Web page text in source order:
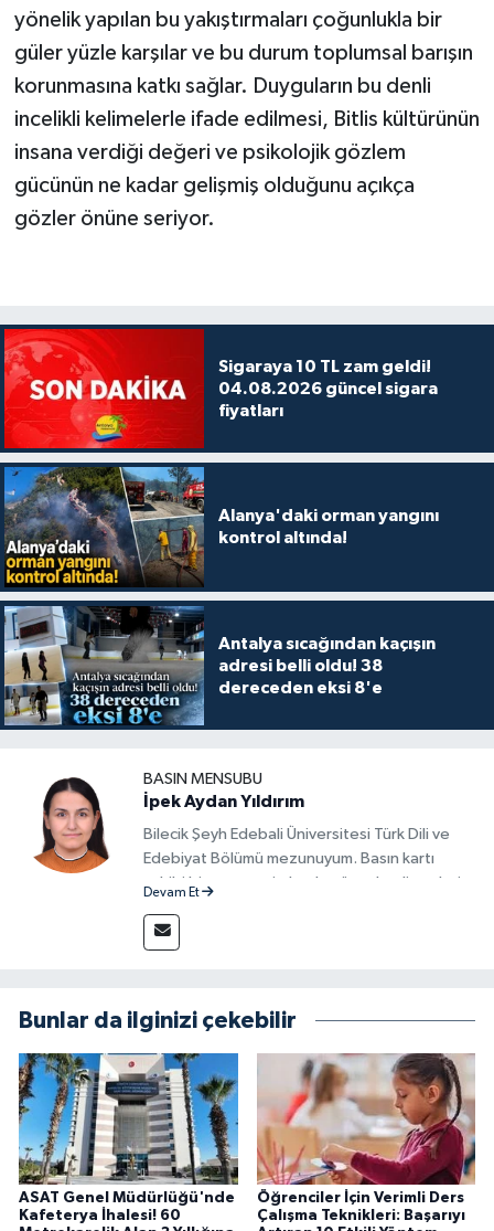
yönelik yapılan bu yakıştırmaları çoğunlukla bir
güler yüzle karşılar ve bu durum toplumsal barışın
korunmasına katkı sağlar. Duyguların bu denli
incelikli kelimelerle ifade edilmesi, Bitlis kültürünün
insana verdiği değeri ve psikolojik gözlem
gücünün ne kadar gelişmiş olduğunu açıkça
gözler önüne seriyor.
Sigaraya 10 TL zam geldi!
04.08.2026 güncel sigara
fiyatları
Alanya'daki orman yangını
kontrol altında!
Antalya sıcağından kaçışın
adresi belli oldu! 38
dereceden eksi 8'e
BASIN MENSUBU
İpek Aydan Yıldırım
Bilecik Şeyh Edebali Üniversitesi Türk Dili ve
Edebiyat Bölümü mezunuyum. Basın kartı
sahibi bir gazeteci olarak, güncel gelişmeleri
güvenilir ve tarafsız bilgilerle buluşturmayı
amaçlıyorum. Habercilik anlayışımda etik
alanlarda ürettiğim içeriklerle kamuoyuna
fayda sağla
Devam Et
Bunlar da ilginizi çekebilir
ASAT Genel Müdürlüğü'nde
Kafeterya İhalesi! 60
Öğrenciler İçin Verimli Ders
Çalışma Teknikleri: Başarıyı